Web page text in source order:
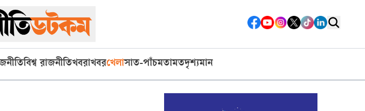
বিশ্ব রাজনীতিখবরাখবরখেলাসাত-পাঁচমতামতদৃশ্যমান